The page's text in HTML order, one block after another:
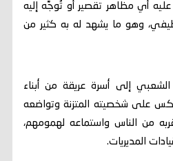
أي مظاهر تقصير أو تُوجَّه إليه
وهو ما يشهد له به كثير من
الشعبي إلى أسرة عريقة من أبناء
على شخصيته المتزنة وتواضعه
من الناس واستماعه لهمومهم،
المديريات.